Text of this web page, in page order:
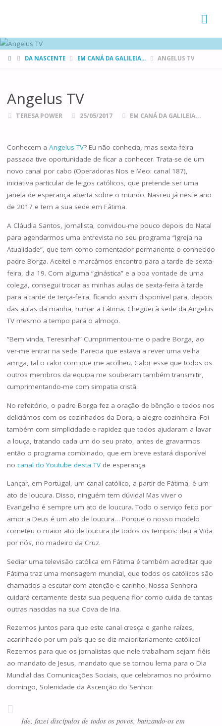
HOMEDA NASCENTE EM CANÁ DA GALILEIA... ANGELUS TV
Angelus TV
TERESA POWER 25/05/2017 EM CANÁ DA GALILEIA...
Conhecem a Angelus TV? Eu não conhecia, mas sexta-feira
passada tive oportunidade de ficar a conhecer. Trata-se de um
novo canal por cabo (Operadoras Nos e Meo: canal 187),
iniciativa particular de leigos católicos, que pretende ser uma
janela de esperança aberta sobre o mundo. Nasceu já neste ano
de 2017 e tem a sua sede em Fátima.
A Cláudia Santos, jornalista, convidou-me pouco depois do Natal
para agendarmos uma entrevista no seu programa “Igreja na
Atualidade”, que tem como comentador permanente o conhecido
padre Borga. Aceitei e marcámos encontro para a tarde de sexta-
feira, dia 19. Com alguma “ginástica” e a boa vontade de uma
colega, consegui trocar as minhas aulas de sexta-feira à tarde
para a tarde de terça-feira, ficando assim disponível para, depois
das aulas da manhã, rumar a Fátima. Cheguei à sede da Angelus
TV mesmo a tempo para o almoço.
“Bem vinda, Teresinha!” Cumprimentou-me o padre Borga, ao
ver-me entrar na sede. Parecia que estava a rever uma velha
amiga, tal o calor com que me acolheu. Calor esse que todos os
outros membros da equipa me souberam também transmitir,
cumprimentando-me com simpatia cristã.
No refeitório, o padre Borga fez a oração de bênção e todos nos
deliciámos com os cozinhados da Dora, a alegre cozinheira. Foi
também com simplicidade e rapidez que todos ajudaram a lavar
a louça, tratando cada um do seu prato, antes de gravarmos
então o programa combinado, que em breve estará disponível
no canal do Youtube desta TVde esperança.
Lançar, em Portugal, um canal católico, a partir de Fátima, é um
ato de loucura. Disso, ninguém tem dúvida! Mas viver o
Evangelho é sempre um ato de loucura. Todo o serviço feito por
amor a Deus é um ato de loucura… Porque o nosso modelo
cometeu o maior ato de loucura de todos os tempos: deu a Vida
por nós, no madeiro da Cruz.
Sediar uma televisão católica em Fátima é também acreditar que
Fátima traz uma mensagem mundial, que todos os católicos são
chamados a escutar com atenção e carinho. Nossa Senhora
cuidará certamente desta sua pequena flor como cuida de tantas
outras nascidas na sua Cova de Iria.
Rezemos juntos para que este canal cresça e ganhe raízes,
acarinhado por um país que se diz maioritariamente católico!
Rezemos para que os jornalistas que nele trabalham sejam fiéis
ao mandato de Jesus, mandato que se tornou lema para o Dia
Mundial das Comunicações Sociais, que celebramos no próximo
domingo, Solenidade da Ascenção do Senhor:
Ide, fazei discípulos de todos os povos, batizando-os em